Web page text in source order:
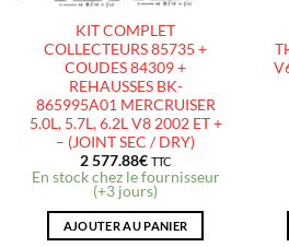
KIT COMPLET
COLLECTEURS 85735 +
COUDES 84309 +
REHAUSSES BK-
865995A01 MERCRUISER
5.0L, 5.7L, 6.2L V8 2002 ET +
– (JOINT SEC / DRY)
2 577.88€ TTC
En stock chez le fournisseur
(+3 jours)
AJOUTER AU PANIER